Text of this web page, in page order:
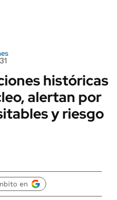
históricas
alertan por
y riesgo
en